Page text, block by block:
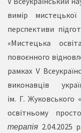
вимір
перспективи
«Мистецька
повоєнного
рамках V
виконавців
ім. Г. Жуковського
освітньому
терапія 2.04.2025